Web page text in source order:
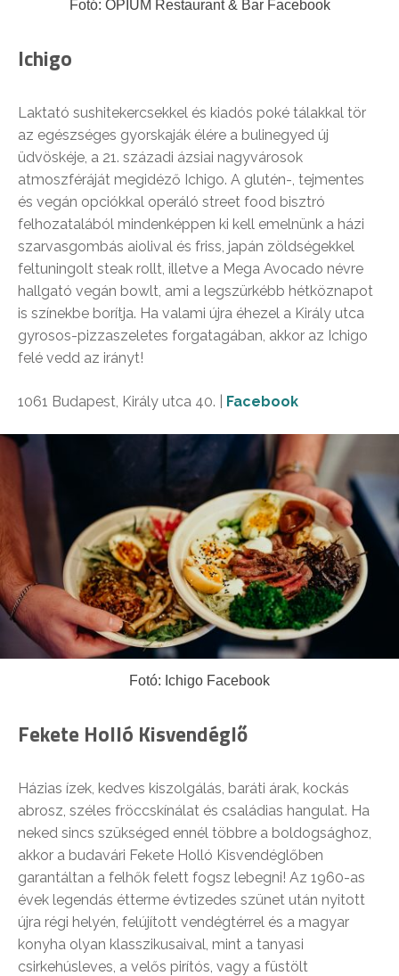
Fotó: OPIUM Restaurant & Bar Facebook
Ichigo
Laktató sushitekercsekkel és kiadós poké tálakkal tör
az egészséges gyorskaják élére a bulinegyed új
üdvöskéje, a 21. századi ázsiai nagyvárosok
atmoszféráját megidéző Ichigo. A glutén-, tejmentes
és vegán opciókkal operáló street food bisztró
felhozatalából mindenképpen ki kell emelnünk a házi
szarvasgombás aiolival és friss, japán zöldségekkel
feltuningolt steak rollt, illetve a Mega Avocado névre
hallgató vegán bowlt, ami a legszürkébb hétköznapot
is színekbe borítja. Ha valami újra éhezel a Király utca
gyrosos-pizzaszeletes forgatagában, akkor az Ichigo
felé vedd az irányt!
1061 Budapest, Király utca 40. | Facebook
Fotó: Ichigo Facebook
Fekete Holló Kisvendéglő
Házias ízek, kedves kiszolgálás, baráti árak, kockás
abrosz, széles fröccskínálat és családias hangulat. Ha
neked sincs szükséged ennél többre a boldogsághoz,
akkor a budavári Fekete Holló Kisvendéglőben
garantáltan a felhők felett fogsz lebegni! Az 1960-as
évek legendás étterme évtizedes szünet után nyitott
újra régi helyén, felújított vendégtérrel és a magyar
konyha olyan klasszikusaival, mint a tanyasi
csirkehúsleves, a velős pirítós, vagy a füstölt